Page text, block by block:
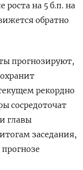
роста на 5 б.п. на
обратно
прогнозируют,
рекордно
сосредоточат
главы
заседания,